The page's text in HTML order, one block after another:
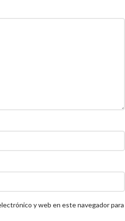
y web en este navegador para